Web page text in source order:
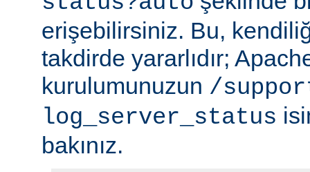
erişebilirsiniz. Bu,
takdirde yararlıdır;
kurulumunuzun /
log_server_status
bakınız.